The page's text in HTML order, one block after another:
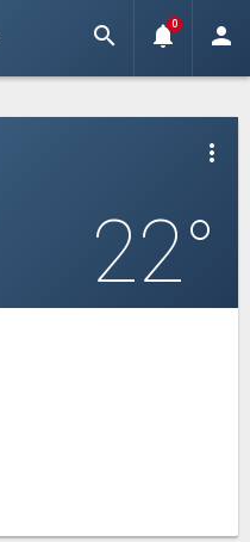
search notifications
0 person
more_vert
22°